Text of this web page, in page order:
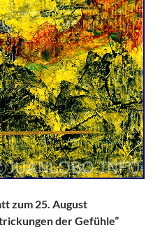
zum 25. August
der Gefühle”